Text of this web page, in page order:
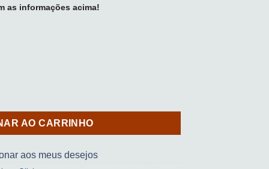
as informações acima!
OLIVIA - SORRISO) quantidade
AO CARRINHO
aos meus desejos